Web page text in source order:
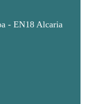
- EN18 Alcaria